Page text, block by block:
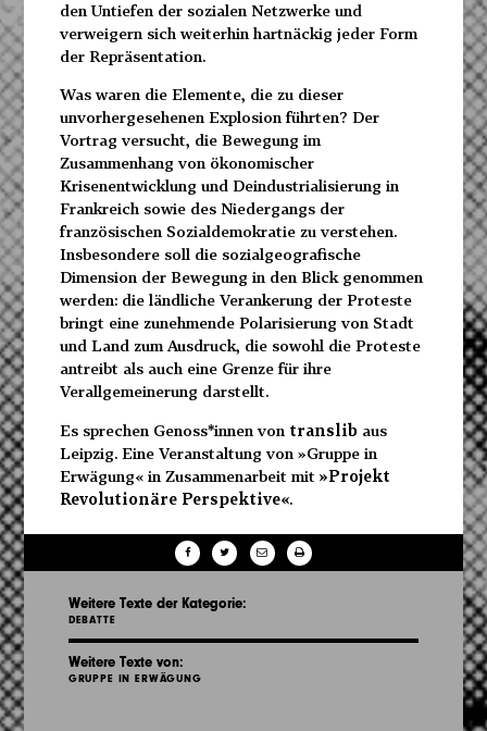
den Untiefen der sozialen Netzwerke und
verweigern sich weiterhin hartnäckig jeder Form
der Repräsentation.
Was waren die Elemente, die zu dieser
unvorhergesehenen Explosion führten? Der
Vortrag versucht, die Bewegung im
Zusammenhang von ökonomischer
Krisenentwicklung und Deindustrialisierung in
Frankreich sowie des Niedergangs der
französischen Sozialdemokratie zu verstehen.
Insbesondere soll die sozialgeografische
Dimension der Bewegung in den Blick genommen
werden: die ländliche Verankerung der Proteste
bringt eine zunehmende Polarisierung von Stadt
und Land zum Ausdruck, die sowohl die Proteste
antreibt als auch eine Grenze für ihre
Verallgemeinerung darstellt.
Es sprechen Genoss*innen von translibaus
Leipzig. Eine Veranstaltung von »Gruppe in
Erwägung« in Zusammenarbeit mit »Projekt
Revolutionäre Perspektive«.
Weitere Texte der Kategorie:
DEBATTE
Weitere Texte von:
GRUPPE IN ERWÄGUNG